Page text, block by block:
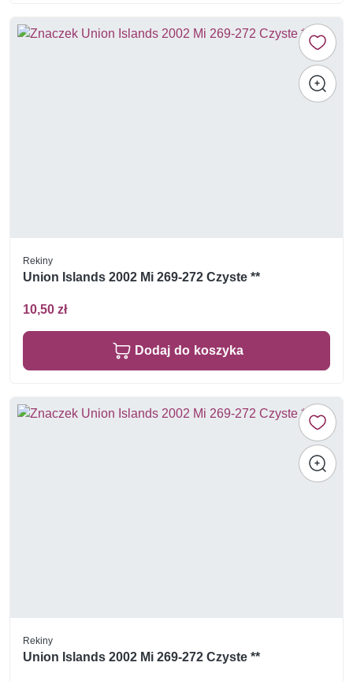
Rekiny
Union Islands 2002 Mi 269-272 Czyste **
10,50 zł
Dodaj do koszyka
Rekiny
Union Islands 2002 Mi 269-272 Czyste **